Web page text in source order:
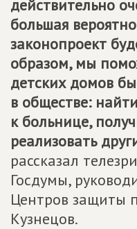
действительно
большая
законопроект
образом, мы
детских домов
в обществе:
к больнице,
реализовать
рассказал
Госдумы,
Центров защиты
Кузнецов.